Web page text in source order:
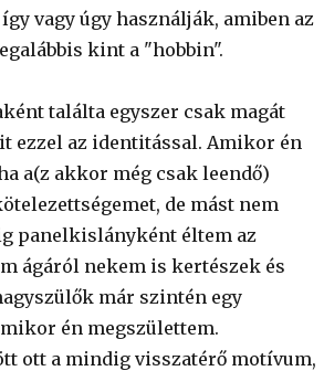
vagy úgy használják, amiben az
kint a "hobbin".
találta egyszer csak magát
ezzel az identitással. Amikor én
a(z akkor még csak leendő)
de mást nem
panelkislányként éltem az
ágáról nekem is kertészek és
már szintén egy
én megszülettem.
ott a mindig visszatérő motívum,